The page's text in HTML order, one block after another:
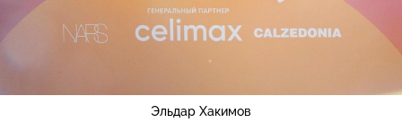
Эльдар Хакимов